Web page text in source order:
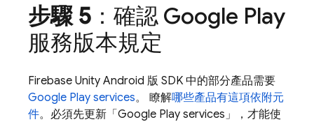
步驟 5 ：確認 Google Play
服務版本規定
Firebase Unity Android 版 SDK 中的部分產品需要
Google Play services。 瞭解哪些產品有這項依附元
件。必須先更新「 Google Play services」，才能使